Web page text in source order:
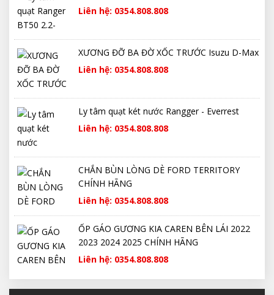
Liên hệ: 0354.808.808
XƯƠNG ĐỠ BA ĐỜ XỐC TRƯỚC Isuzu D-Max
Liên hệ: 0354.808.808
Ly tâm quạt két nước Rangger - Everrest
Liên hệ: 0354.808.808
CHẮN BÙN LÒNG DÈ FORD TERRITORY
CHÍNH HÃNG
Liên hệ: 0354.808.808
ỐP GÁO GƯƠNG KIA CAREN BÊN LÁI 2022
2023 2024 2025 CHÍNH HÃNG
Liên hệ: 0354.808.808